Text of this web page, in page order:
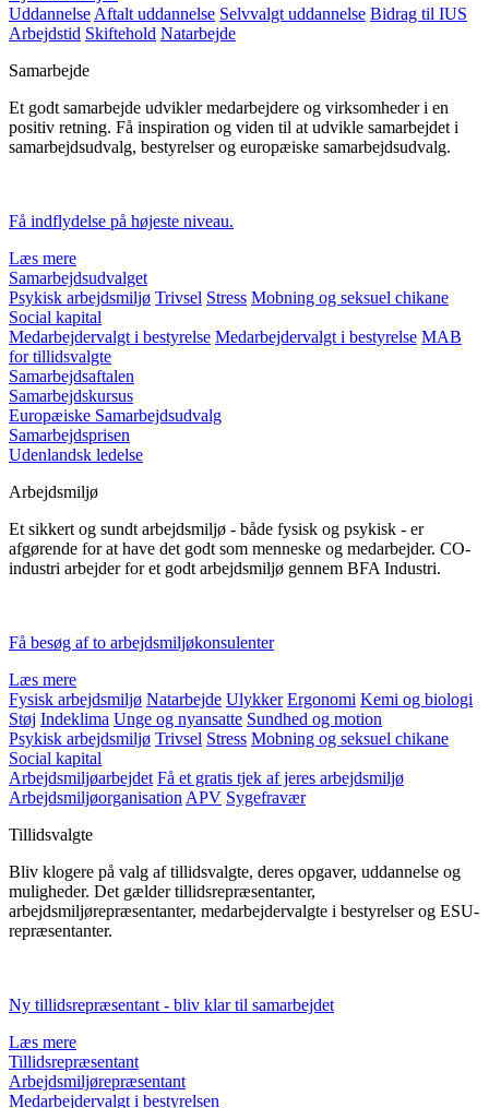
Uddannelse Aftalt uddannelse Selvvalgt uddannelse Bidrag til IUS
Arbejdstid Skiftehold Natarbejde
Samarbejde
Et godt samarbejde udvikler medarbejdere og virksomheder i en
positiv retning. Få inspiration og viden til at udvikle samarbejdet i
samarbejdsudvalg, bestyrelser og europæiske samarbejdsudvalg.
Få indflydelse på højeste niveau.
Læs mere
Samarbejdsudvalget
Psykisk arbejdsmiljø Trivsel Stress Mobning og seksuel chikane
Social kapital
Medarbejdervalgt i bestyrelse Medarbejdervalgt i bestyrelse MAB
for tillidsvalgte
Samarbejdsaftalen
Samarbejdskursus
Europæiske Samarbejdsudvalg
Samarbejdsprisen
Udenlandsk ledelse
Arbejdsmiljø
Et sikkert og sundt arbejdsmiljø - både fysisk og psykisk - er
afgørende for at have det godt som menneske og medarbejder. CO-
industri arbejder for et godt arbejdsmiljø gennem BFA Industri.
Få besøg af to arbejdsmiljøkonsulenter
Læs mere
Fysisk arbejdsmiljø Natarbejde Ulykker Ergonomi Kemi og biologi
Støj Indeklima Unge og nyansatte Sundhed og motion
Psykisk arbejdsmiljø Trivsel Stress Mobning og seksuel chikane
Social kapital
Arbejdsmiljøarbejdet Få et gratis tjek af jeres arbejdsmiljø
Arbejdsmiljøorganisation APV Sygefravær
Tillidsvalgte
Bliv klogere på valg af tillidsvalgte, deres opgaver, uddannelse og
muligheder. Det gælder tillidsrepræsentanter,
arbejdsmiljørepræsentanter, medarbejdervalgte i bestyrelser og ESU-
repræsentanter.
Ny tillidsrepræsentant - bliv klar til samarbejdet
Læs mere
Tillidsrepræsentant
Arbejdsmiljørepræsentant
Medarbejdervalgt i bestyrelsen